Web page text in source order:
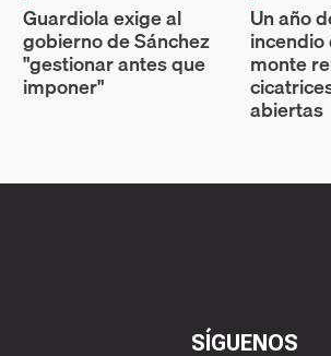
Guardiola exige al
gobierno de Sánchez
"gestionar antes que
imponer"
Un año
incendio
monte
abiertas
SÍGUENOS